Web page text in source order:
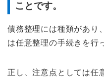
ことです。
債務整理には種類があり
は任意整理の手続きを行
正し、注意点としては任